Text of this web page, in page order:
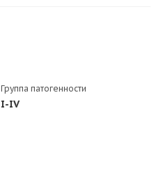
Группа патогенности
I-IV